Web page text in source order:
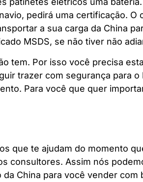
pedirá uma certificação. O
a sua carga da China
MSDS, se não tiver não
tem. Por isso você precisa
trazer com segurança para o
Para você que quer
que te ajudam do momento
consultores. Assim nós
China para você vender com